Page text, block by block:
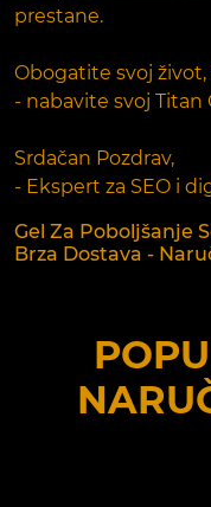
prestane.
Obogatite svoj
- nabavite svoj Titan
Srdačan Pozdrav,
- Ekspert za SEO i
Gel Za Poboljšanje
Brza Dostava -